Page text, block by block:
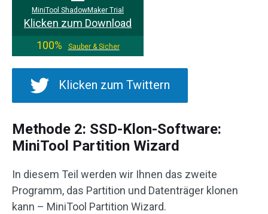
MiniTool ShadowMaker Trial
Klicken zum Download
100%
Sauber & Sicher
Klicken zum Twittern
Methode 2: SSD-Klon-Software:
MiniTool Partition Wizard
In diesem Teil werden wir Ihnen das zweite
Programm, das Partition und Datenträger klonen
kann – MiniTool Partition Wizard.